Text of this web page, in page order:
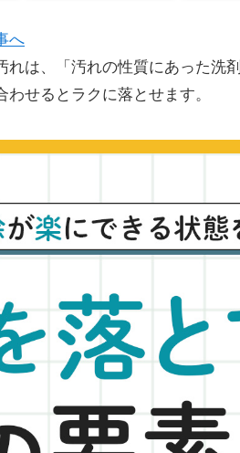
へ
は、「汚れの性質にあった洗
わせるとラクに落とせます。